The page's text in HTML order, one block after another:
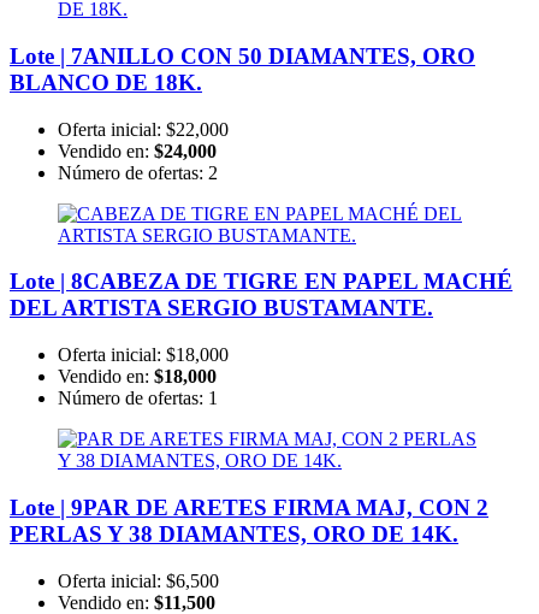
Lote | 7ANILLO CON 50 DIAMANTES, ORO
BLANCO DE 18K.
Oferta inicial: $22,000
Vendido en: $24,000
Número de ofertas: 2
Lote | 8CABEZA DE TIGRE EN PAPEL MACHÉ
DEL ARTISTA SERGIO BUSTAMANTE.
Oferta inicial: $18,000
Vendido en: $18,000
Número de ofertas: 1
Lote | 9PAR DE ARETES FIRMA MAJ, CON 2
PERLAS Y 38 DIAMANTES, ORO DE 14K.
Oferta inicial: $6,500
Vendido en: $11,500